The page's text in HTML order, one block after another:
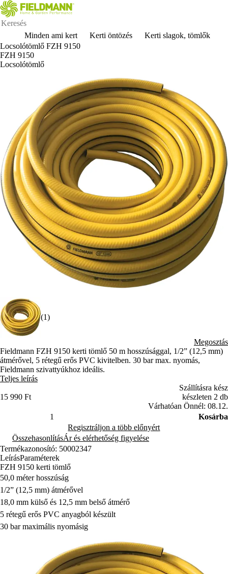
Minden ami kert Kerti öntözés
Kerti slagok, tömlők
Locsolótömlő FZH 9150
FZH 9150
Locsolótömlő
(1)
Megosztás
Fieldmann FZH 9150 kerti tömlő 50 m hosszúsággal, 1/2” (12,5 mm)
átmérővel, 5 rétegű erős PVC kivitelben. 30 bar max. nyomás,
Fieldmann szivattyúkhoz ideális.
Teljes leírás
15 990 Ft
Szállításra kész
készleten 2 db
Várhatóan Önnél: 08.12.
Kosárba
Regisztráljon a több előnyért
ÖsszehasonlításÁr és elérhetőség figyelése
Termékazonosító: 50002347
LeírásParaméterek
FZH 9150 kerti tömlő
50,0 méter hosszúság
1/2” (12,5 mm) átmérővel
18,0 mm külső és 12,5 mm belső átmérő
5 rétegű erős PVC anyagból készült
30 bar maximális nyomásig